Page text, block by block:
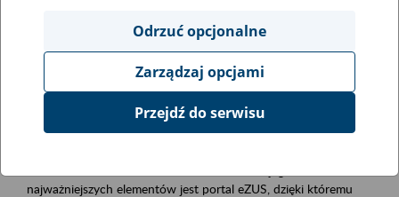
obsługa klientów
Event description
Platforma Usług Elektronicznych ZUS eZUS
najważniejszych elementów jest portal eZUS, dzięki któremu
Odrzuć opcjonalne
Zarządzaj opcjami
Przejdź do serwisu